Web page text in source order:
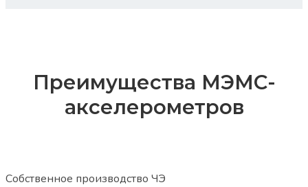
Преимущества МЭМС-
акселерометров
Собственное производство ЧЭ